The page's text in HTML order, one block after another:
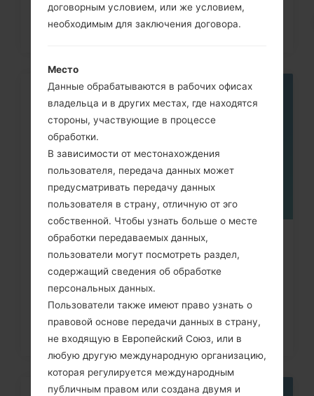
МАЯ
Как удалить все данные с
телефона через код на LG G3,...
договорным условием, или же условием,
необходимым для заключения договора.
Место
Данные обрабатываются в рабочих офисах
владельца и в других местах, где находятся
стороны, участвующие в процессе
обработки.
В зависимости от местонахождения
пользователя, передача данных может
предусматривать передачу данных
пользователя в страну, отличную от эго
собственной. Чтобы узнать больше о месте
обработки передаваемых данных,
пользователи могут посмотреть раздел,
содержащий сведения об обработке
персональных данных.
Пользователи также имеют право узнать о
правовой основе передачи данных в страну,
не входящую в Европейский Союз, или в
любую другую международную организацию,
которая регулируется международным
публичным правом или создана двумя и